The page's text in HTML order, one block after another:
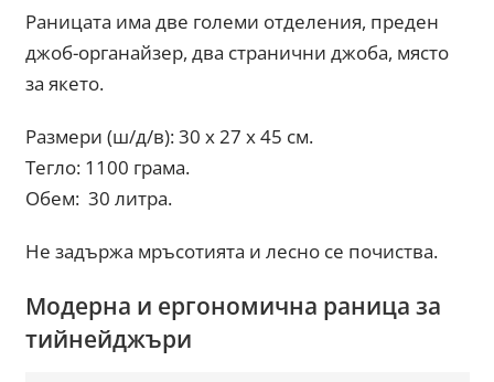
Раницата има две големи отделения, преден
джоб-органайзер, два странични джоба, място
за якето.
Размери (ш/д/в): 30 x 27 x 45 см.
Тегло: 1100 грама.
Обем: 30 литра.
Не задържа мръсотията и лесно се почиства.
Модерна и ергономична раница за
тийнейджъри